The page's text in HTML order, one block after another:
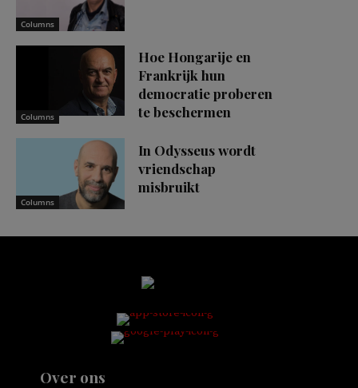
Columns
Columns
Hoe Hongarije en
Frankrijk hun
democratie proberen
te beschermen
Columns
In Odysseus wordt
vriendschap
misbruikt
Over ons